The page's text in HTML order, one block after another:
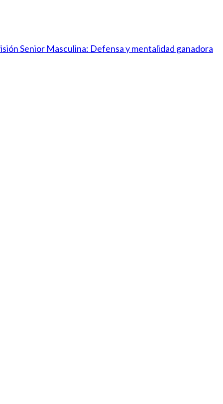
Senior Masculina: Defensa y mentalidad ganadora